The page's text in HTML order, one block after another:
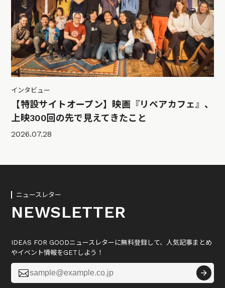
インタビュー
【特設サイトオープン】映画『リペアカフェ』、
上映300回の先で見えてきたこと
2026.07.28
ニュースレター
NEWSLETTER
IDEAS FOR GOODニュースレターに無料登録して、人気記事まとめ
やイベント情報をGETしよう！
